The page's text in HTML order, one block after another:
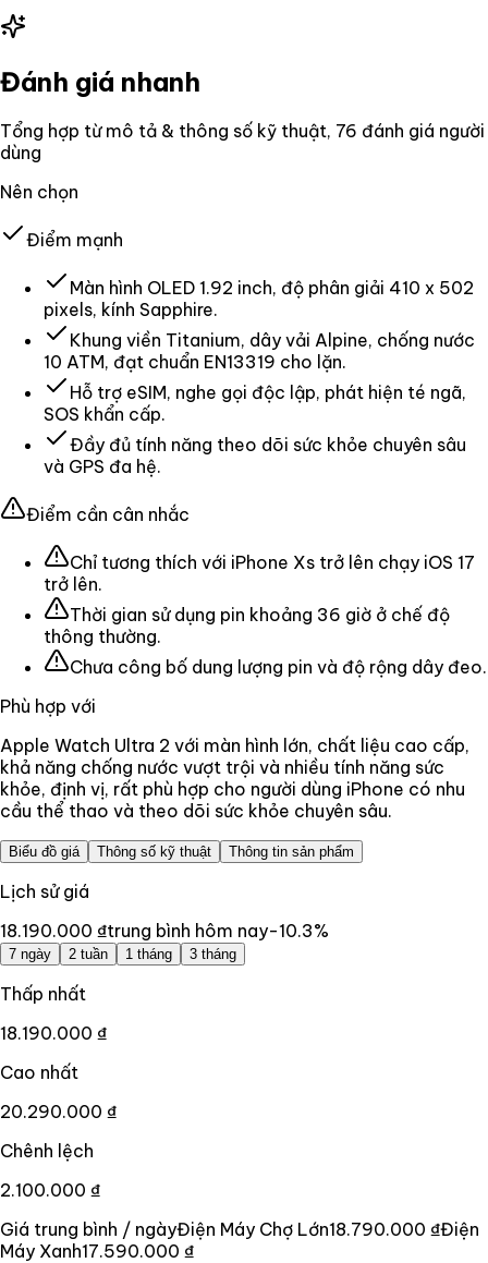
Đánh giá nhanh
Tổng hợp từ mô tả & thông số kỹ thuật, 76 đánh giá người
dùng
Nên chọn
Điểm mạnh
Màn hình OLED 1.92 inch, độ phân giải 410 x 502
pixels, kính Sapphire.
Khung viền Titanium, dây vải Alpine, chống nước
10 ATM, đạt chuẩn EN13319 cho lặn.
Hỗ trợ eSIM, nghe gọi độc lập, phát hiện té ngã,
SOS khẩn cấp.
Đầy đủ tính năng theo dõi sức khỏe chuyên sâu
và GPS đa hệ.
Điểm cần cân nhắc
Chỉ tương thích với iPhone Xs trở lên chạy iOS 17
trở lên.
Thời gian sử dụng pin khoảng 36 giờ ở chế độ
thông thường.
Chưa công bố dung lượng pin và độ rộng dây đeo.
Phù hợp với
Apple Watch Ultra 2 với màn hình lớn, chất liệu cao cấp,
khả năng chống nước vượt trội và nhiều tính năng sức
khỏe, định vị, rất phù hợp cho người dùng iPhone có nhu
cầu thể thao và theo dõi sức khỏe chuyên sâu.
Biểu đồ giá Thông số kỹ thuật Thông tin sản phẩm
Lịch sử giá
18.190.000 ₫trung bình hôm nay-10.3%
7 ngày 2 tuần 1 tháng 3 tháng
Thấp nhất
18.190.000 ₫
Cao nhất
20.290.000 ₫
Chênh lệch
2.100.000 ₫
Giá trung bình / ngàyĐiện Máy Chợ Lớn18.790.000 ₫Điện
Máy Xanh17.590.000 ₫